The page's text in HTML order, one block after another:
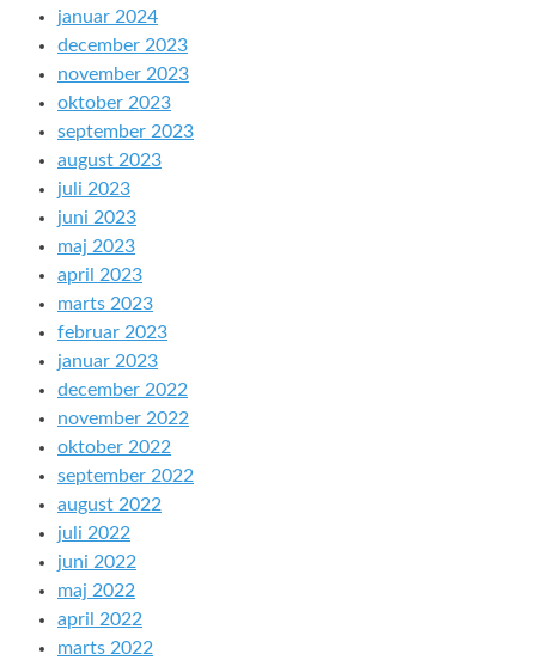
januar 2024
december 2023
november 2023
oktober 2023
september 2023
august 2023
juli 2023
juni 2023
maj 2023
april 2023
marts 2023
februar 2023
januar 2023
december 2022
november 2022
oktober 2022
september 2022
august 2022
juli 2022
juni 2022
maj 2022
april 2022
marts 2022